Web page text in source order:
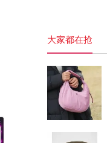
大家都在抢